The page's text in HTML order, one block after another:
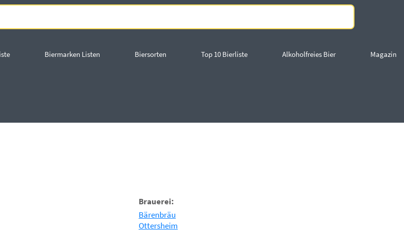
Biermarken Listen Biersorten Top 10 Bierliste Alkoholfreies Bier Magazin
Brauerei:
Bärenbräu
Ottersheim